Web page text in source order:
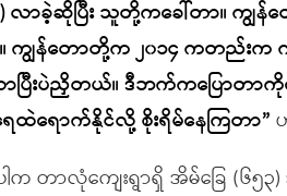
ာခဲ့ဆိုပြီး သူတို့ကခေါ်တာ။ ကျွန်
ကျွန်တောတို့က ၂၀၁၄ ကတည်း
လာပြီးပဲညှိတယ်။ ဒီဘက်ကပြောတာ
ထဲရောက်နိုင်လို့ စိုးရိမ်နေကြတာ”
ာလုံကျေးရွာရှိ အိမ်ခြေ (၆၅၃)